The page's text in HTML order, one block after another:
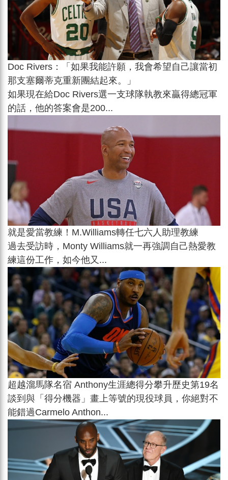
Doc Rivers：「如果我能許願，我會希望自己讓當初
那支塞爾蒂克重新團結起來。」
如果現在給Doc Rivers選一支球隊執教來贏得總冠軍
的話，他的答案會是200...
就是愛當教練！M.Williams轉任七六人助理教練
過去受訪時，Monty Williams就一再強調自己熱愛教
練這份工作，如今他又...
超越溜馬隊名宿 Anthony生涯總得分攀升歷史第19名
談到與「得分機器」畫上等號的現役球員，你絕對不
能錯過Carmelo Anthon...